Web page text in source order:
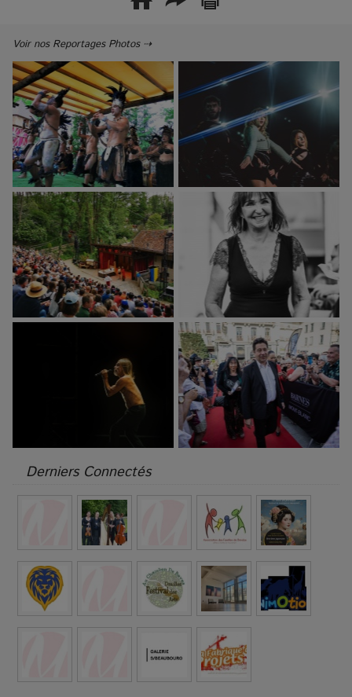
Voir nos Reportages Photos ⇢
Derniers Connectés